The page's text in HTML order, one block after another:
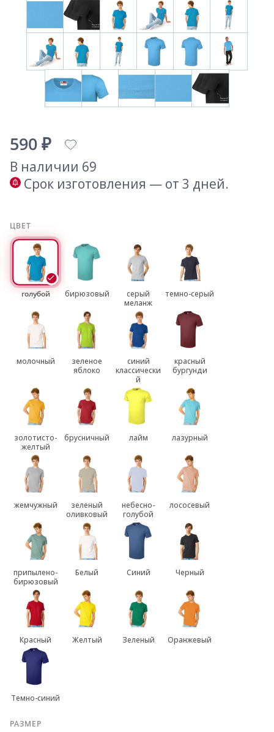
590 ₽
В наличии 69
Срок изготовления — от 3 дней.
ЦВЕТ
голубой бирюзовый
серый
меланж
темно-серый
молочный
зеленое
яблоко
синий
классически
й
красный
бургунди
золотисто-
желтый
брусничный лайм лазурный
жемчужный
зеленый
оливковый
небесно-
голубой
лососевый
припылено-
бирюзовый
Белый Синий Черный
Красный Желтый Зеленый Оранжевый
Темно-синий
РАЗМЕР